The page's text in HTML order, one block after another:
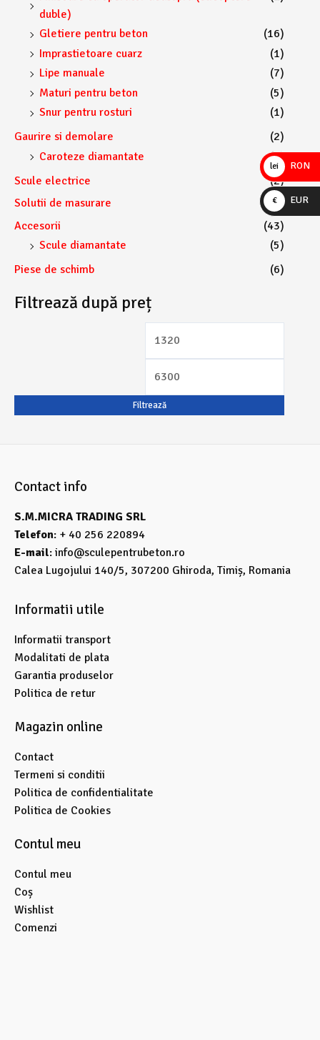
duble)
Gletiere pentru beton
(16)
Imprastietoare cuarz
(1)
Lipe manuale
(7)
Maturi pentru beton
(5)
Snur pentru rosturi
(1)
Gaurire si demolare
(2)
Caroteze diamantate
(2)
Scule electrice
(2)
Solutii de masurare
(1)
Accesorii
(43)
Scule diamantate
(5)
Piese de schimb
(6)
Filtrează după preț
r
ț
m
Filtrează
Contact info
S.M.MICRA TRADING SRL
Telefon: + 40 256 220894
E-mail: info@sculepentrubeton.ro
Calea Lugojului 140/5, 307200 Ghiroda, Timiș, Romania
Informatii utile
Informatii transport
Modalitati de plata
Garantia produselor
Politica de retur
Magazin online
Contact
Termeni si conditii
Politica de confidentialitate
Politica de Cookies
Contul meu
Contul meu
Coș
Wishlist
Comenzi
lei RON
€ EUR